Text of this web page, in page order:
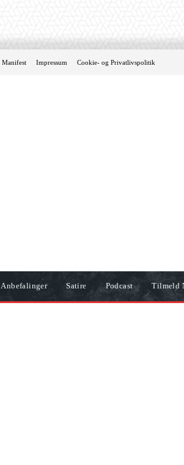
Manifest Impressum Cookie- og Privatlivspolitik
Anbefalinger Satire Podcast Tilmeld